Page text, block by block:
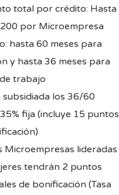
total por crédito: Hasta
por Microempresa
hasta 60 meses para
y hasta 36 meses para
trabajo
subsidiada los 36/60
fija (incluye 15 puntos
Microempresas lideradas
tendrán 2 puntos
de bonificación (Tasa